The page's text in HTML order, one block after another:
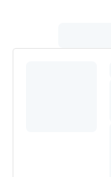
soucis de facilité